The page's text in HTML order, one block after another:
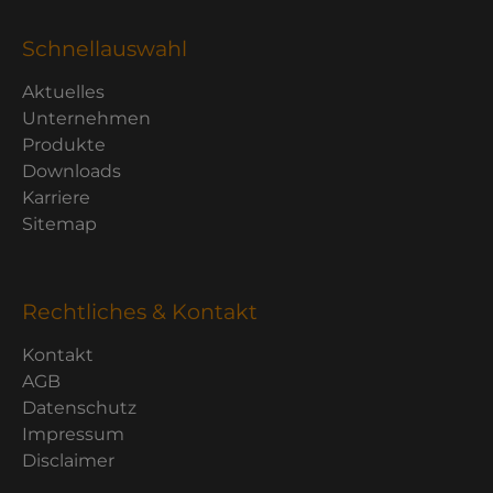
Schnellauswahl
Aktuelles
Unternehmen
Produkte
Downloads
Karriere
Sitemap
Rechtliches & Kontakt
Kontakt
AGB
Datenschutz
Impressum
Disclaimer